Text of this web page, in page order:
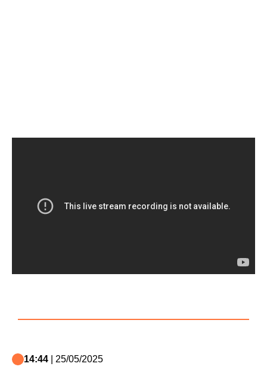
14:44 | 25/05/2025